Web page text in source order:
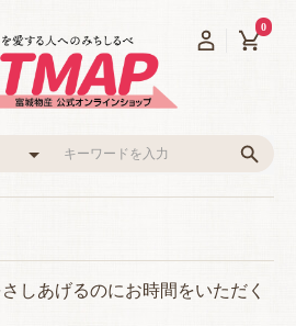
0
しあげるのにお時間をいただく